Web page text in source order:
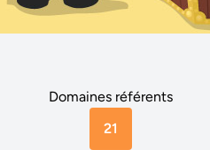
Domaines référents
21